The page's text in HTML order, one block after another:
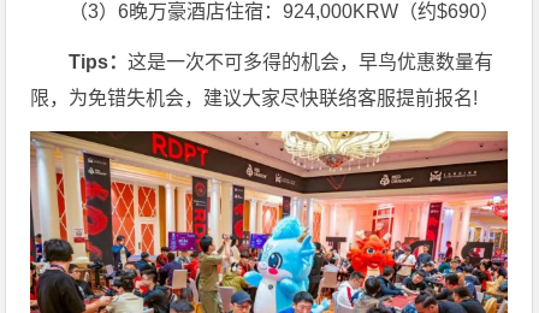
（3）6晚万豪酒店住宿：924,000KRW（约$690）
Tips：这是一次不可多得的机会，早鸟优惠数量有
限，为免错失机会，建议大家尽快联络客服提前报名!